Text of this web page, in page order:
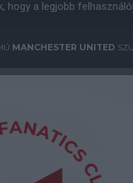
hogy a legjobb
MANCHESTER UNITED